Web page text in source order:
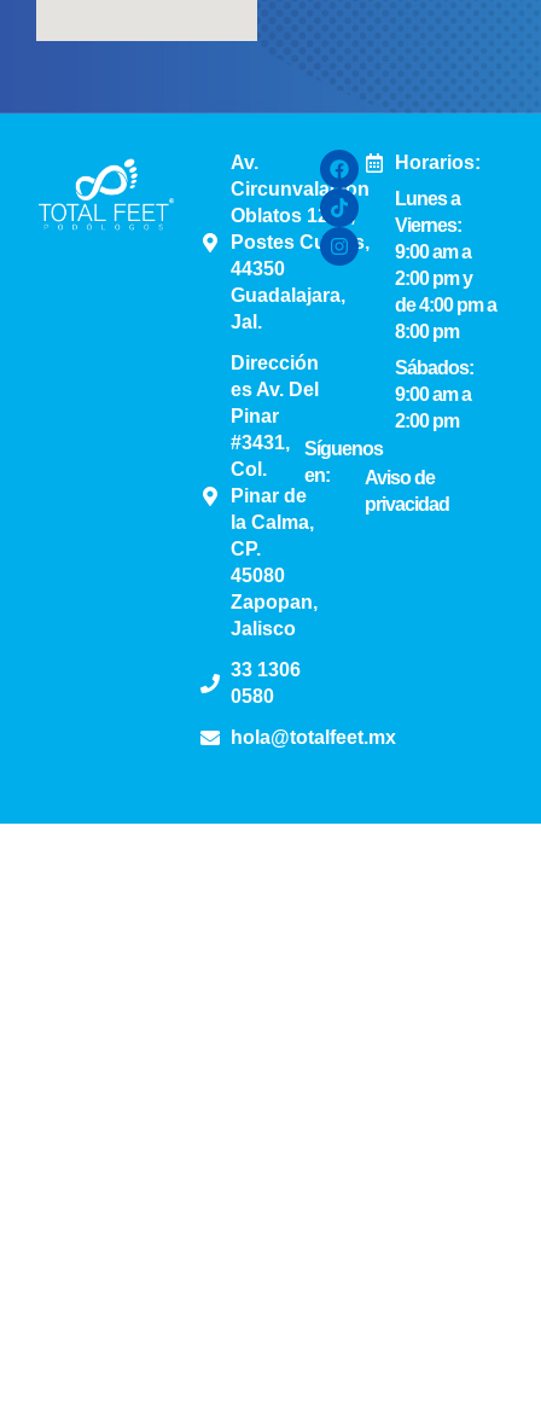
Av.
Circunvalación
Oblatos 1224,
Postes Cuates,
44350
Guadalajara,
Jal.
Dirección
es Av. Del
Pinar
#3431,
Col.
Pinar de
la Calma,
CP.
45080
Zapopan,
Jalisco
33 1306
0580
hola@totalfeet.mx
Síguenos
en:
Horarios:
Lunes a
Viernes:
9:00 am a
2:00 pm y
de 4:00 pm a
8:00 pm
Sábados:
9:00 am a
2:00 pm
Aviso de
privacidad